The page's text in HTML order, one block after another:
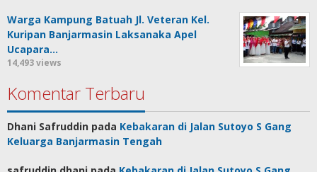
Warga Kampung Batuah Jl. Veteran Kel.
Kuripan Banjarmasin Laksanaka Apel
Ucapara…
14,493 views
Komentar Terbaru
Dhani Safruddin pada Kebakaran di Jalan Sutoyo S Gang
Keluarga Banjarmasin Tengah